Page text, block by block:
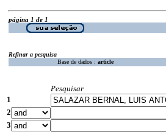
página 1 de 1
Refinar a pesquisa
Base de dados : article
Pesquisar
1
2
3